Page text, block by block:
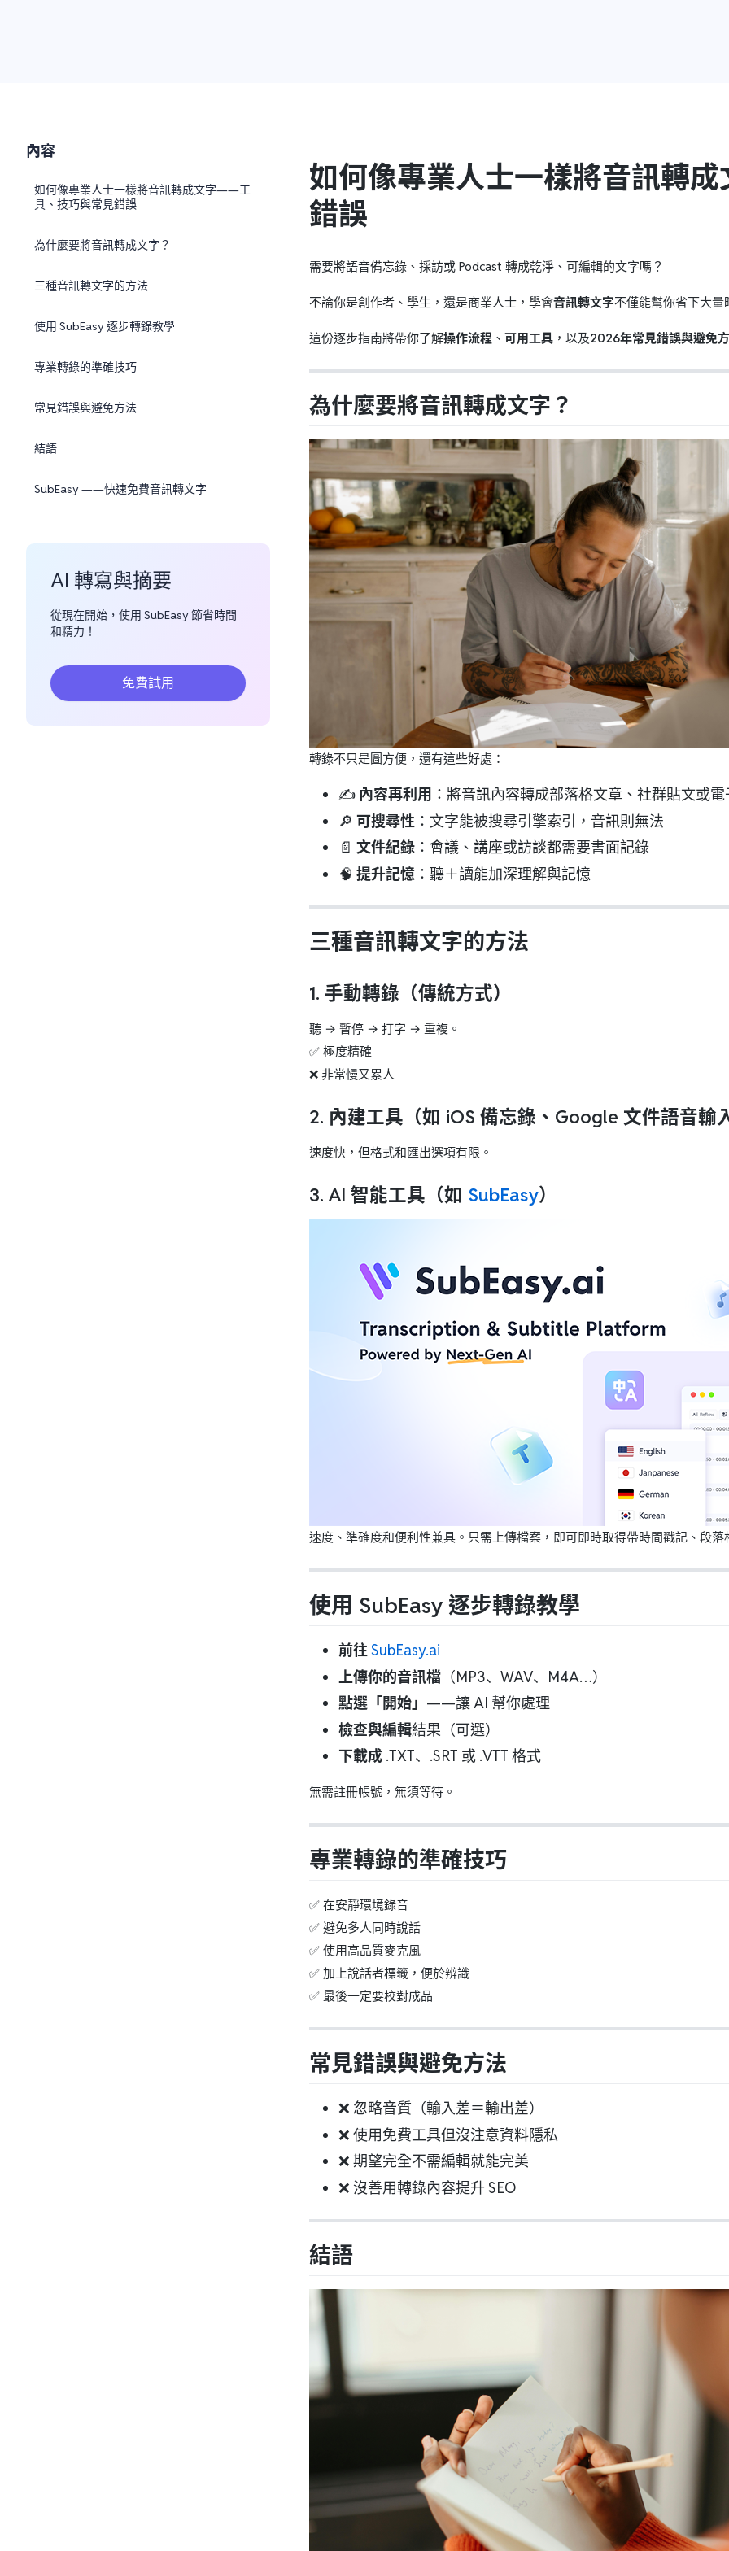
內容
如何像專業人士一樣將音訊轉成文字——工
具、技巧與常見錯誤
為什麼要將音訊轉成文字？
三種音訊轉文字的方法
使用 SubEasy 逐步轉錄教學
專業轉錄的準確技巧
常見錯誤與避免方法
結語
SubEasy ——快速免費音訊轉文字
AI 轉寫與摘要
從現在開始，使用 SubEasy 節省時間
和精力！
免費試用
如何像專業人士一樣將音訊轉
錯誤
需要將語音備忘錄、採訪或 Podcast 轉成乾淨、可編輯的文字嗎？
不論你是創作者、學生，還是商業人士，學會音訊轉文字不僅能幫你省下大
這份逐步指南將帶你了解操作流程 、 可用工具 ，以及2026年常見錯誤與避免
為什麼要將音訊轉成文字？
轉錄不只是圖方便，還有這些好處：
✍️ 內容再利用 ：將音訊內容轉成部落格文章、社群貼文或
🔎 可搜尋性 ：文字能被搜尋引擎索引，音訊則無法
📄 文件紀錄 ：會議、講座或訪談都需要書面記錄
🧠 提升記憶 ：聽＋讀能加深理解與記憶
三種音訊轉文字的方法
1. 手動轉錄 （傳統方式）
聽 → 暫停 → 打字 → 重複。
✅ 極度精確
❌ 非常慢又累人
2. 內建工具 （如 iOS 備忘錄、Google 文件語音輸
速度快，但格式和匯出選項有限。
3.AI 智能工具 （如 SubEasy）
速度、準確度和便利性兼具。只需上傳檔案，即可即時取得帶時間戳記、段
使用 SubEasy 逐步轉錄教學
前往SubEasy.ai
上傳你的音訊檔 （MP3、WAV、M4A…）
點選「開始」 ——讓 AI 幫你處理
檢查與編輯結果（可選）
下載成 .TXT、.SRT 或 .VTT 格式
無需註冊帳號，無須等待。
專業轉錄的準確技巧
✅ 在安靜環境錄音
✅ 避免多人同時說話
✅ 使用高品質麥克風
✅ 加上說話者標籤，便於辨識
✅ 最後一定要校對成品
常見錯誤與避免方法
❌ 忽略音質（輸入差＝輸出差）
❌ 使用免費工具但沒注意資料隱私
❌ 期望完全不需編輯就能完美
❌ 沒善用轉錄內容提升 SEO
結語